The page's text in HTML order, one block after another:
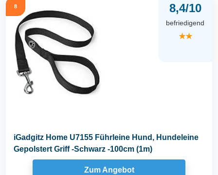
8 8,4/10
befriedigend
★★
iGadgitz Home U7155 Führleine Hund, Hundeleine
Gepolstert Griff -Schwarz -100cm (1m)
Zum Angebot